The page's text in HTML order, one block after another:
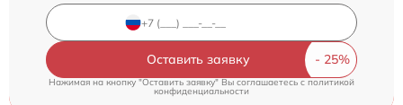
Оставить заявку
Нажимая на кнопку "Оставить заявку" Вы соглашаетесь cполитикой
конфиденциальности